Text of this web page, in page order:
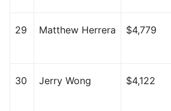
29 Matthew Herrera $4,779
30 Jerry Wong $4,122